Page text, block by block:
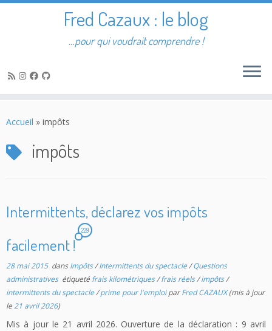
au
Fred Cazaux : le blog
…pour qui voudrait comprendre !
Accueil » impôts
impôts
Intermittents, déclarez vos impôts
facilement !
229
28 mai 2015dansImpôts/Intermittents du spectacle/Questions
administratives étiqueté frais kilométriques/frais réels/impôts/
intermittents du spectacle/prime pour l'emploiparFred CAZAUX(mis à jour
le21 avril 2026)
Mis à jour le 21 avril 2026. Ouverture de la déclaration : 9 avril